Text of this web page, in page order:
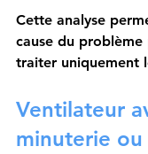
Cette analyse
cause du
traiter uniquement
Ventilateur
minuterie